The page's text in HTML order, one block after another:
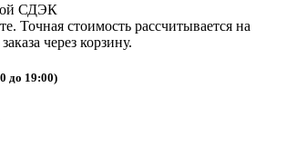
СДЭК
Точная стоимость рассчитывается на
через корзину.
до 19:00)